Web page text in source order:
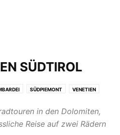
SÜDTIROL
SÜDPIEMONT VENETIEN
in den Dolomiten,
Reise auf zwei Rädern